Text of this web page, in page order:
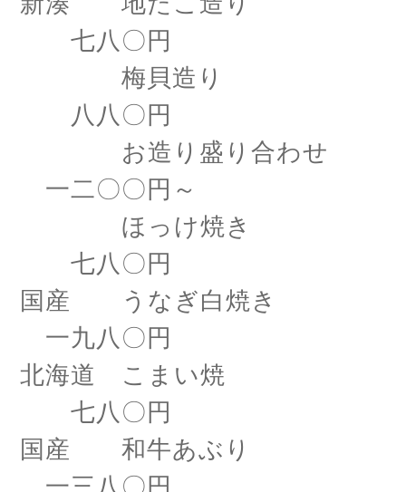
七八〇円
梅貝造り
八八〇円
お造り盛り合わせ
一二〇〇円～
ほっけ焼き
七八〇円
国産 うなぎ白焼き
一九八〇円
北海道 こまい焼
七八〇円
国産 和牛あぶり
一三八〇円